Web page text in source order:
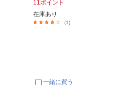
11ポイント
在庫あり
(1)
一緒に買う